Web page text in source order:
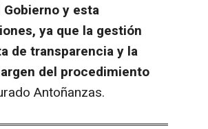
y esta
ya que la gestión
de transparencia y la
del procedimiento
Antoñanzas.